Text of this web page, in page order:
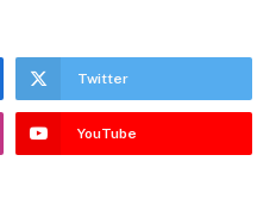
Twitter
YouTube